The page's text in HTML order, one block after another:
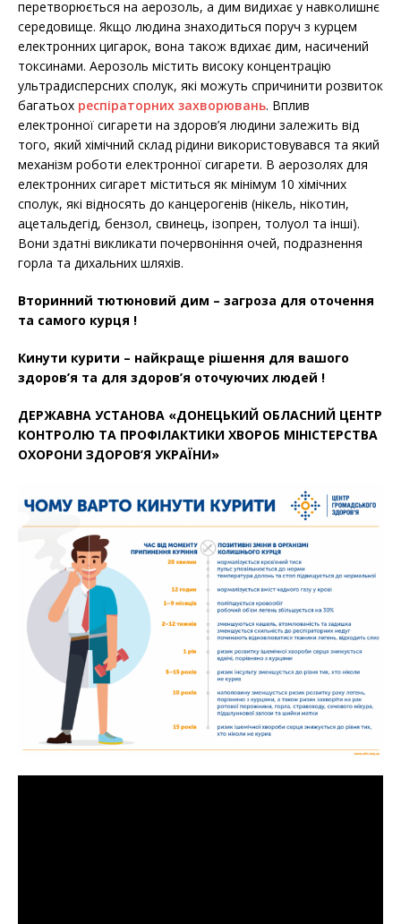
перетворюється на аерозоль, а дим видихає у навколишнє
середовище. Якщо людина знаходиться поруч з курцем
електронних цигарок, вона також вдихає дим, насичений
токсинами. Аерозоль містить високу концентрацію
ультрадисперсних сполук, які можуть спричинити розвиток
багатьох респіраторних захворювань. Вплив
електронної сигарети на здоров’я людини залежить від
того, який хімічний склад рідини використовувався та який
механізм роботи електронної сигарети. В аерозолях для
електронних сигарет міститься як мінімум 10 хімічних
сполук, які відносять до канцерогенів (нікель, нікотин,
ацетальдегід, бензол, свинець, ізопрен, толуол та інші).
Вони здатні викликати почервоніння очей, подразнення
горла та дихальних шляхів.
Вторинний тютюновий дим – загроза для оточення
та самого курця !
Кинути курити – найкраще рішення для вашого
здоров’я та для здоров’я оточуючих людей !
ДЕРЖАВНА УСТАНОВА «ДОНЕЦЬКИЙ ОБЛАСНИЙ ЦЕНТР
КОНТРОЛЮ ТА ПРОФІЛАКТИКИ ХВОРОБ МІНІСТЕРСТВА
ОХОРОНИ ЗДОРОВ’Я УКРАЇНИ»